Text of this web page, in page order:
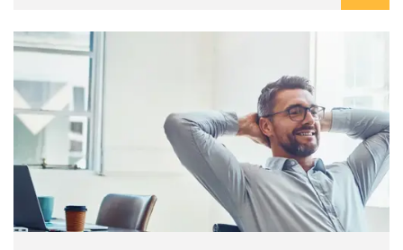
Scopri di più Cassa Continua